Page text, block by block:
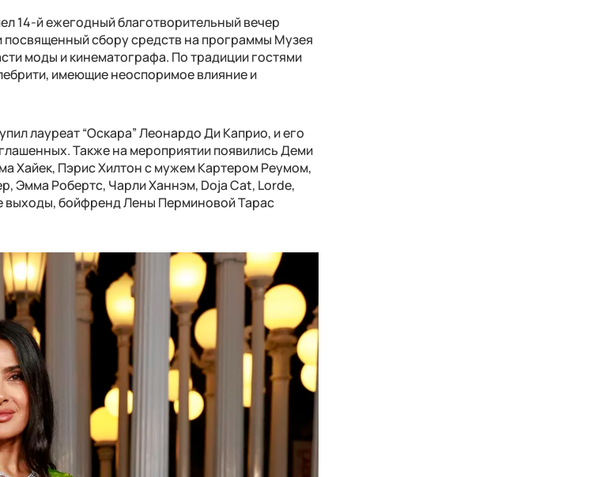
14-й ежегодный благотворительный вечер
посвященный сбору средств на программы Музея
моды и кинематографа. По традиции гостями
имеющие неоспоримое влияние и
лауреат “Оскара” Леонардо Ди Каприо, и его
Также на мероприятии появились Деми
Хайек, Пэрис Хилтон с мужем Картером Реумом,
Эмма Робертс, Чарли Ханнэм, Doja Cat, Lorde,
бойфренд Лены Перминовой Тарас